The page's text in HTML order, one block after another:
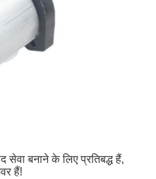
सेवा बनाने के लिए प्रतिबद्ध हैं,
हैं!